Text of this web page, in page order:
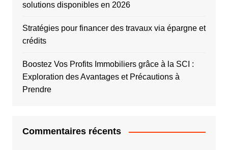
solutions disponibles en 2026
Stratégies pour financer des travaux via épargne et
crédits
Boostez Vos Profits Immobiliers grâce à la SCI :
Exploration des Avantages et Précautions à
Prendre
Commentaires récents